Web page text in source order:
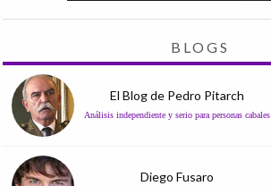
BLOGS
El Blog de Pedro Pitarch
Análisis independiente y serio para personas cabales
Diego Fusaro